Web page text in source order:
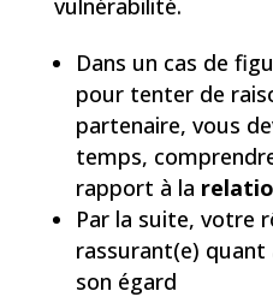
Dans un cas de
pour tenter de
partenaire, vous
temps,
rapport à la
Par la suite, votre
rassurant(e)
son égard